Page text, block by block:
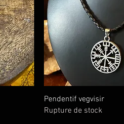
Aperçu
Pendentif vegvisir
Rupture de stock